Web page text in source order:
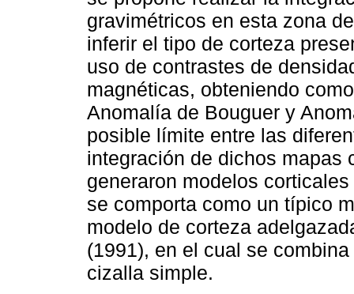
gravimétricos en esta zona
inferir el tipo de corteza
uso de contrastes de
magnéticas, obteniendo
Anomalía de Bouguer y
posible límite entre las
integración de dichos mapas
generaron modelos
se comporta como un típico
modelo de corteza
(1991), en el cual se
cizalla simple.